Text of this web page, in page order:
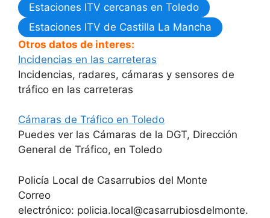
Estaciones ITV cercanas en Toledo
Estaciones ITV de Castilla La Mancha
Otros datos de interes:
Incidencias en las carreteras
Incidencias, radares, cámaras y sensores de
tráfico en las carreteras
Cámaras de Tráfico en Toledo
Puedes ver las Cámaras de la DGT, Dirección
General de Tráfico, en Toledo
Policía Local de Casarrubios del Monte
Correo
electrónico: policia.local@casarrubiosdelmonte.